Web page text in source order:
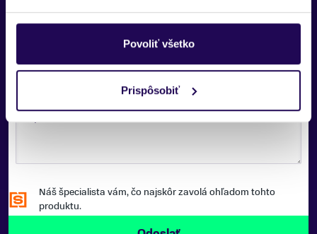
Povoliť všetko
Prispôsobiť
Náš špecialista vám, čo najskôr zavolá ohľadom tohto
produktu.